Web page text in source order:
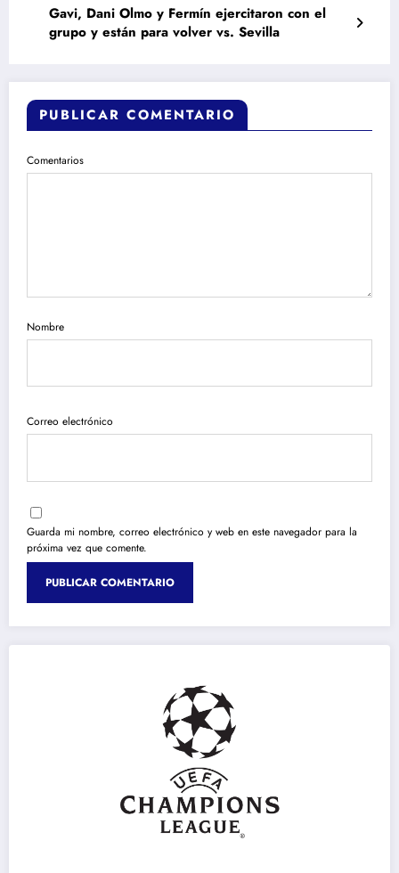
Gavi, Dani Olmo y Fermín ejercitaron con el
grupo y están para volver vs. Sevilla
PUBLICAR COMENTARIO
Comentarios
Nombre
Correo electrónico
Guarda mi nombre, correo electrónico y web en este navegador para la
próxima vez que comente.